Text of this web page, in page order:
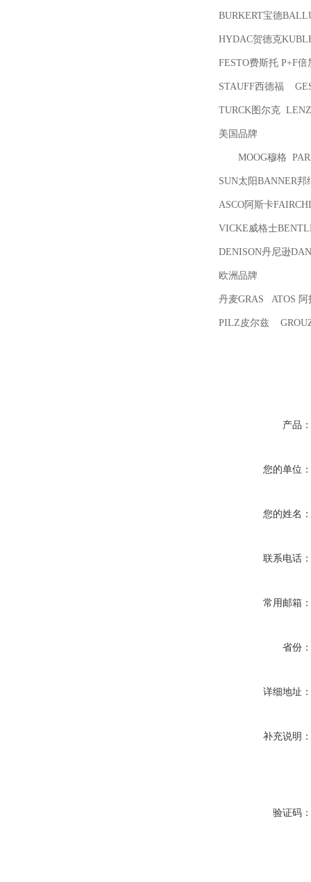
BURKERT宝德
HYDAC贺德克
FESTO费斯托 P+F倍
STAUFF西德福
TURCK图尔克
美国品牌
MOOG穆格
SUN太阳BANNER邦
ASCO阿斯卡
VICKE威格士
DENISON丹尼逊
欧洲品牌
丹麦GRAS ATOS
PILZ皮尔兹
产品：
您的单位：
您的姓名：
联系电话：
常用邮箱：
省份：
详细地址：
补充说明：
验证码：